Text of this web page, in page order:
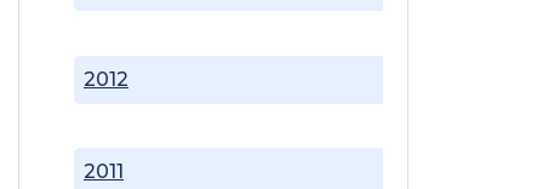
2011
2012